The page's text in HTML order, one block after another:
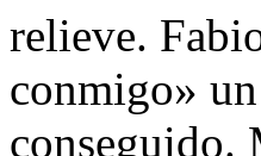
relieve.
conmigo»
conseguido.